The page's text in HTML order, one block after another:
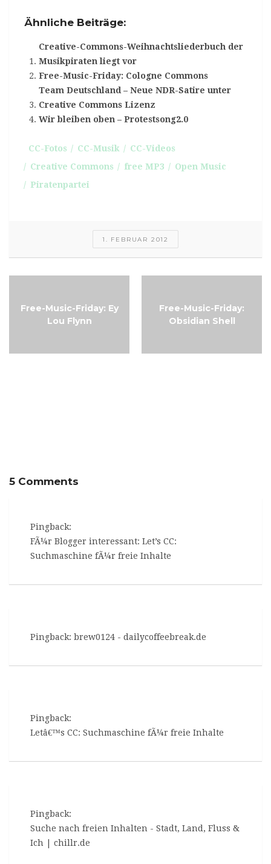
Ähnliche Beiträge:
Creative-Commons-Weihnachtsliederbuch der
Musikpiraten liegt vor
Free-Music-Friday: Cologne Commons
Team Deutschland – Neue NDR-Satire unter
Creative Commons Lizenz
Wir bleiben oben – Protestsong2.0
CC-Fotos CC-Musik
CC-Videos
Creative Commons
free MP3
Open Music
Piratenpartei
1. FEBRUAR 2012
Free-Music-Friday: Ey
Lou Flynn
Free-Music-Friday:
Obsidian Shell
5 Comments
Pingback:
FÃ¼r Blogger interessant: Let’s CC:
Suchmaschine fÃ¼r freie Inhalte
Pingback: brew0124 - dailycoffeebreak.de
Pingback:
Letâ€™s CC: Suchmaschine fÃ¼r freie Inhalte
Pingback:
Suche nach freien Inhalten - Stadt, Land, Fluss &
Ich | chillr.de